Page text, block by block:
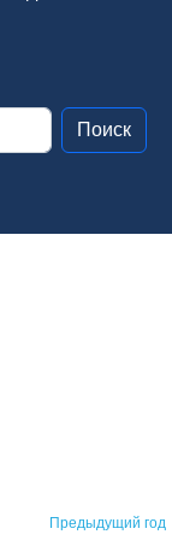
Предыдущий год